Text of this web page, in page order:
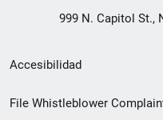
999 N. Capitol St.,
Menú
de
Accesibilidad
File Whistleblower